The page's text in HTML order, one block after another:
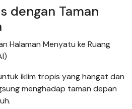
dengan Taman
Halaman Menyatu ke Ruang
iklim tropis yang hangat dan
menghadap taman depan